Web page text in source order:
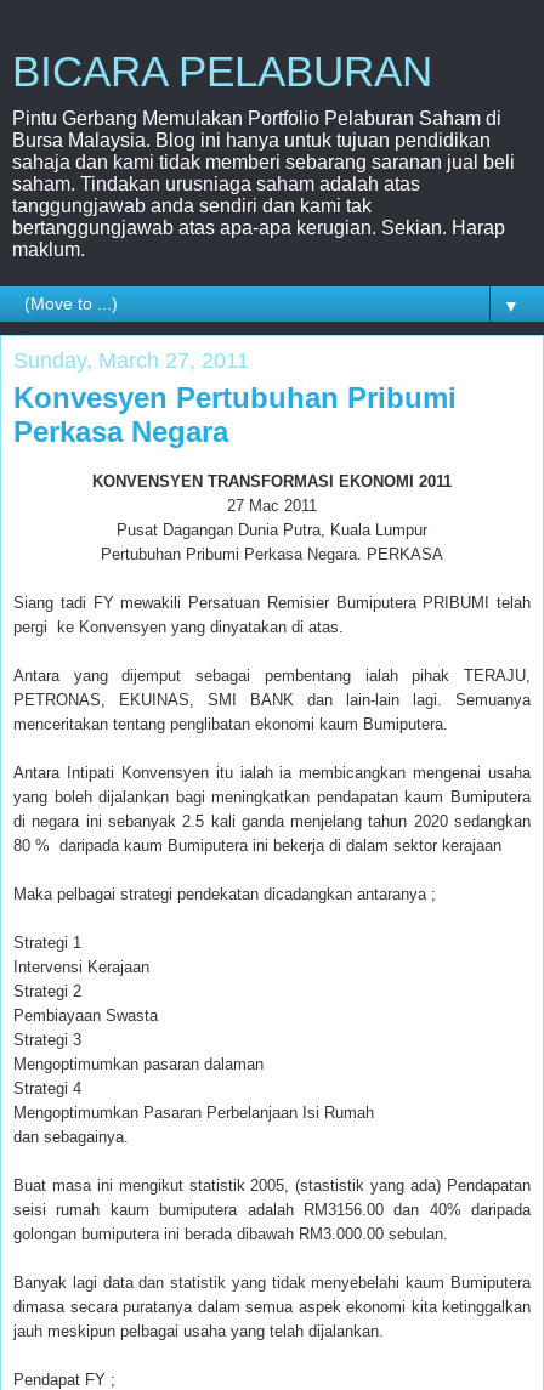
BICARA PELABURAN
Pintu Gerbang Memulakan Portfolio Pelaburan Saham di
Bursa Malaysia. Blog ini hanya untuk tujuan pendidikan
sahaja dan kami tidak memberi sebarang saranan jual beli
saham. Tindakan urusniaga saham adalah atas
tanggungjawab anda sendiri dan kami tak
bertanggungjawab atas apa-apa kerugian. Sekian. Harap
maklum.
▼
Sunday, March 27, 2011
Konvesyen Pertubuhan Pribumi
Perkasa Negara
KONVENSYEN TRANSFORMASI EKONOMI 2011
27 Mac 2011
Pusat Dagangan Dunia Putra, Kuala Lumpur
Pertubuhan Pribumi Perkasa Negara. PERKASA
Siang tadi FY mewakili Persatuan Remisier Bumiputera PRIBUMI telah
pergi ke Konvensyen yang dinyatakan di atas.
Antara yang dijemput sebagai pembentang ialah pihak TERAJU,
PETRONAS, EKUINAS, SMI BANK dan lain-lain lagi. Semuanya
menceritakan tentang penglibatan ekonomi kaum Bumiputera.
Antara Intipati Konvensyen itu ialah ia membicangkan mengenai usaha
yang boleh dijalankan bagi meningkatkan pendapatan kaum Bumiputera
di negara ini sebanyak 2.5 kali ganda menjelang tahun 2020 sedangkan
80 % daripada kaum Bumiputera ini bekerja di dalam sektor kerajaan
Maka pelbagai strategi pendekatan dicadangkan antaranya ;
Strategi 1
Intervensi Kerajaan
Strategi 2
Pembiayaan Swasta
Strategi 3
Mengoptimumkan pasaran dalaman
Strategi 4
Mengoptimumkan Pasaran Perbelanjaan Isi Rumah
dan sebagainya.
Buat masa ini mengikut statistik 2005, (stastistik yang ada) Pendapatan
seisi rumah kaum bumiputera adalah RM3156.00 dan 40% daripada
golongan bumiputera ini berada dibawah RM3.000.00 sebulan.
Banyak lagi data dan statistik yang tidak menyebelahi kaum Bumiputera
dimasa secara puratanya dalam semua aspek ekonomi kita ketinggalkan
jauh meskipun pelbagai usaha yang telah dijalankan.
Pendapat FY ;